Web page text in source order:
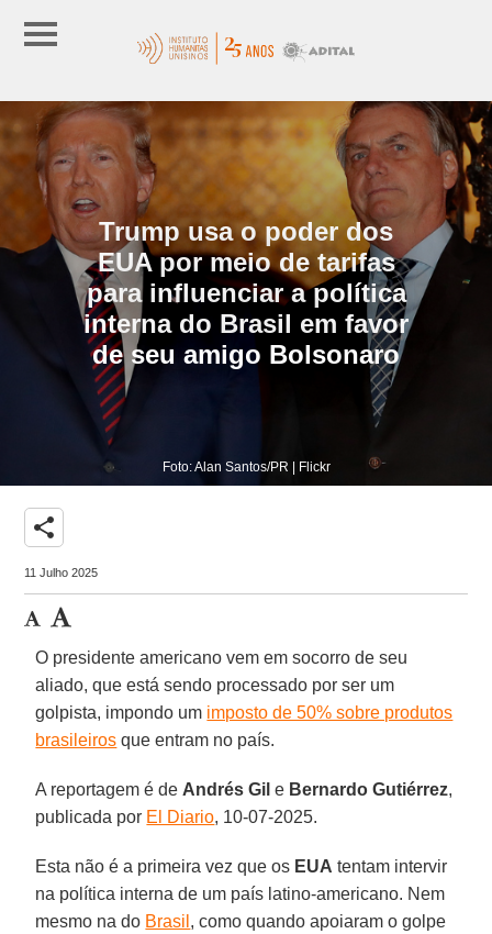
Trump usa o poder dos
EUA por meio de tarifas
para influenciar a política
interna do Brasil em favor
de seu amigo Bolsonaro
Foto: Alan Santos/PR | Flickr
share
11 Julho 2025
O presidente americano vem em socorro de seu
aliado, que está sendo processado por ser um
golpista, impondo um imposto de 50% sobre produtos
brasileiros que entram no país.
A reportagem é de Andrés Gil e Bernardo Gutiérrez,
publicada por El Diario, 10-07-2025.
Esta não é a primeira vez que os EUA tentam intervir
na política interna de um país latino-americano. Nem
mesmo na do Brasil , como quando apoiaram o golpe